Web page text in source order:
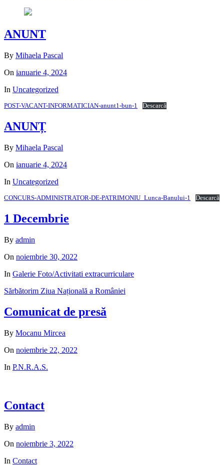
ANUNT
By Mihaela Pascal
On ianuarie 4, 2024
In Uncategorized
POST-VACANT-INFORMATICIAN-anunt1-bun-1 Descarcă
ANUNȚ
By Mihaela Pascal
On ianuarie 4, 2024
In Uncategorized
CONCURS-ADMINISTRATOR-DE-PATRIMONIU_Lunca-Banului-1 Descarcă
1 Decembrie
By admin
On noiembrie 30, 2022
In Galerie Foto/Activitati extracurriculare
Sărbătorim Ziua Națională a României
Comunicat de presă
By Mocanu Mircea
On noiembrie 22, 2022
In P.N.R.A.S.
Contact
By admin
On noiembrie 3, 2022
In Contact